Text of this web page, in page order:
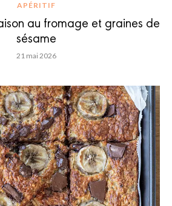
APÉRITIF
au fromage et graines de
sésame
21 mai 2026